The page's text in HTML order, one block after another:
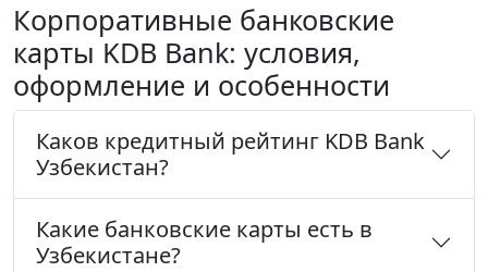
Корпоративные банковские
карты KDB Bank: условия,
оформление и особенности
Каков кредитный рейтинг KDB Bank
Узбекистан?
Какие банковские карты есть в
Узбекистане?